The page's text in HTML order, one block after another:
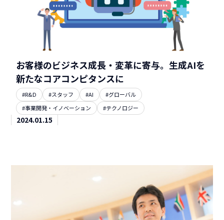
お客様のビジネス成長・変革に寄与。生成AIを
新たなコアコンピタンスに
#R&D #スタッフ #AI
#グローバル
#事業開発・イノベーション
#テクノロジー
2024.01.15